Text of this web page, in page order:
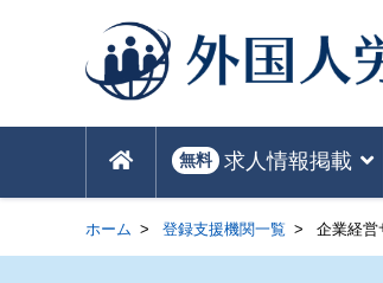
無料 求人情報掲載
ホーム 登録支援機関一覧 企業経営